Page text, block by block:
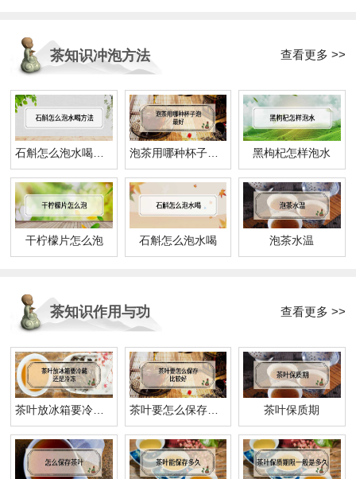
茶知识冲泡方法 查看更多 >>
泡茶用哪种杯子泡最好 黑枸杞怎样泡水
干柠檬片怎么泡 石斛怎么泡水喝 泡茶水温
茶知识作用与功
效
查看更多 >>
茶叶要怎么保存比较好 茶叶保质期